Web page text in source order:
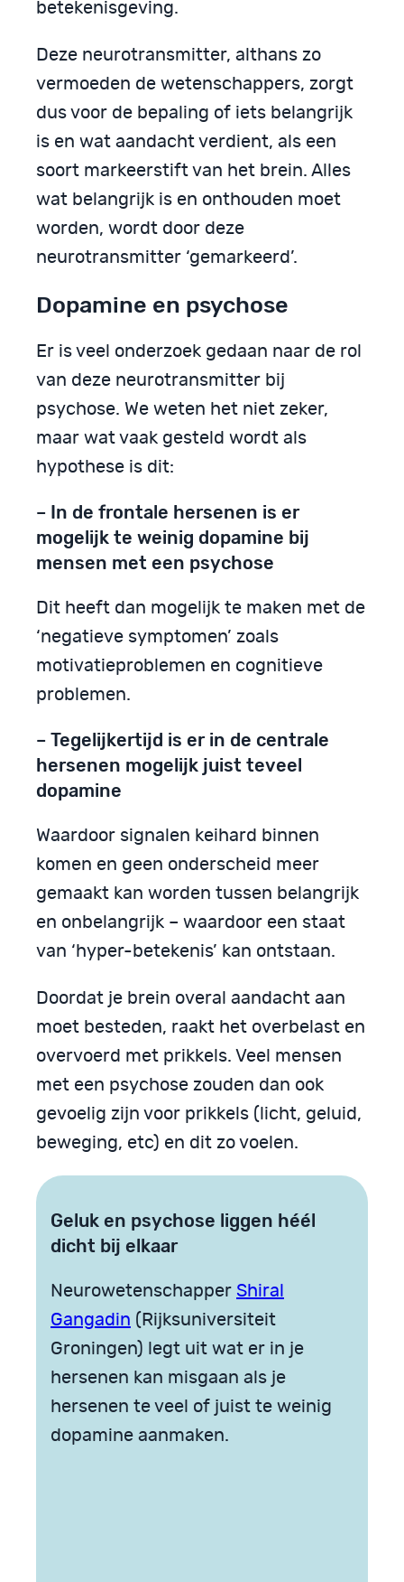
betekenisgeving.
Deze neurotransmitter, althans zo
vermoeden de wetenschappers, zorgt
dus voor de bepaling of iets belangrijk
is en wat aandacht verdient, als een
soort markeerstift van het brein. Alles
wat belangrijk is en onthouden moet
worden, wordt door deze
neurotransmitter ‘gemarkeerd’.
Dopamine en psychose
Er is veel onderzoek gedaan naar de rol
van deze neurotransmitter bij
psychose. We weten het niet zeker,
maar wat vaak gesteld wordt als
hypothese is dit:
– In de frontale hersenen is er
mogelijk te weinig dopamine bij
mensen met een psychose
Dit heeft dan mogelijk te maken met de
‘negatieve symptomen’ zoals
motivatieproblemen en cognitieve
problemen.
– Tegelijkertijd is er in de centrale
hersenen mogelijk juist teveel
dopamine
Waardoor signalen keihard binnen
komen en geen onderscheid meer
gemaakt kan worden tussen belangrijk
en onbelangrijk – waardoor een staat
van ‘hyper-betekenis’ kan ontstaan.
Doordat je brein overal aandacht aan
moet besteden, raakt het overbelast en
overvoerd met prikkels. Veel mensen
met een psychose zouden dan ook
gevoelig zijn voor prikkels (licht, geluid,
beweging, etc) en dit zo voelen.
Geluk en psychose liggen héél
dicht bij elkaar
Neurowetenschapper Shiral
Gangadin (Rijksuniversiteit
Groningen) legt uit wat er in je
hersenen kan misgaan als je
hersenen te veel of juist te weinig
dopamine aanmaken.